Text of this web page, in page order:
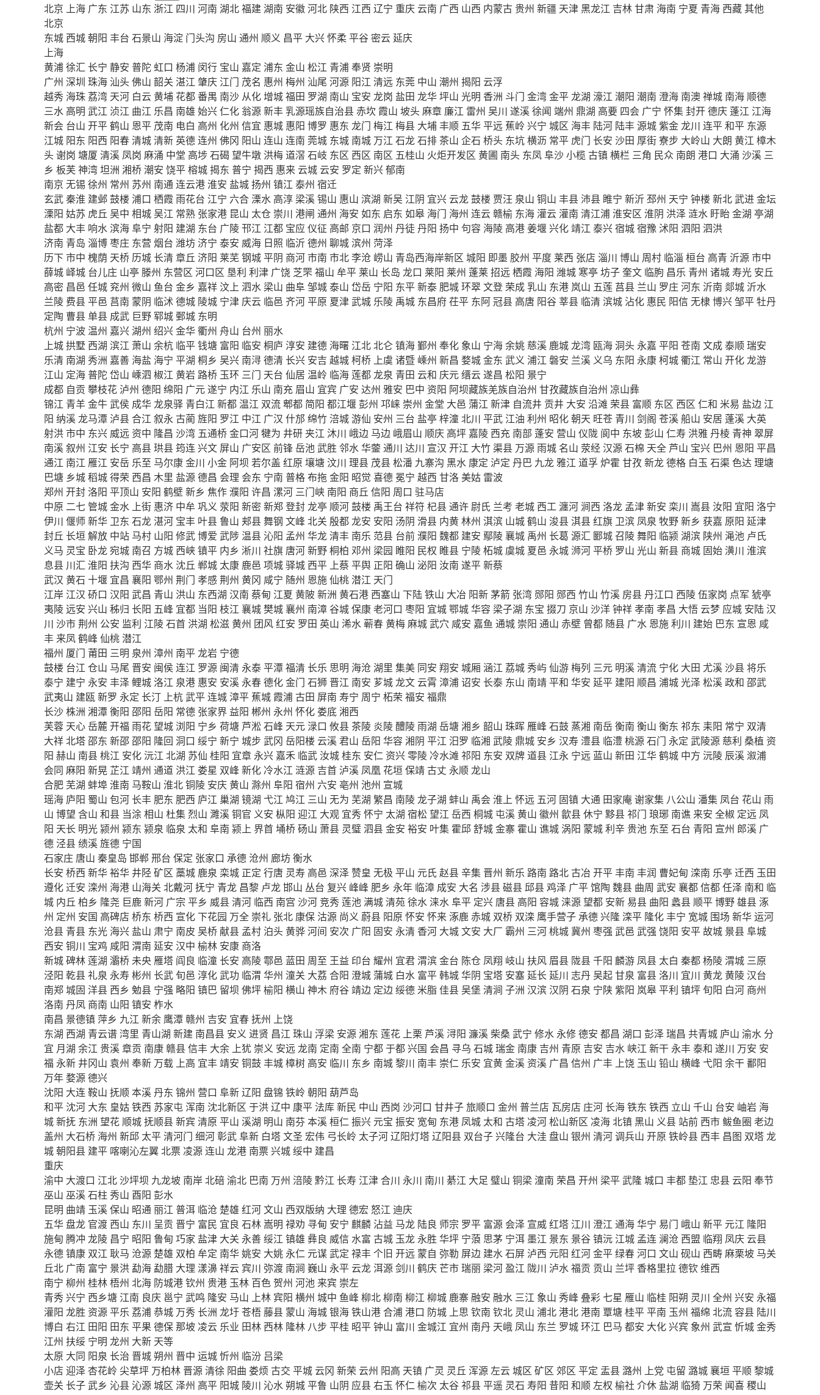
北京 上海 广东 江苏 山东 浙江 四川 河南 湖北福建湖南 安徽河北 陕西 江西 辽宁 重庆 云南 广西 山西 内蒙古 贵州 新疆 天津黑龙江 吉林甘肃 海南 宁夏 青海 西藏其他
北京
东城 西城朝阳 丰台 石景山 海淀 门头沟 房山 通州 顺义 昌平 大兴怀柔平谷 密云延庆
上海
黄浦徐汇 长宁 静安 普陀 虹口 杨浦 闵行 宝山 嘉定 浦东 金山 松江 青浦奉贤 崇明
广州 深圳 珠海 汕头佛山 韶关 湛江 肇庆 江门 茂名 惠州 梅州 汕尾 河源 阳江 清远 东莞 中山 潮州 揭阳 云浮
越秀 海珠 荔湾 天河 白云黄埔 花都番禺 南沙 从化增城福田 罗湖 南山 宝安 龙岗 盐田 龙华坪山 光明 香洲 斗门 金湾金平龙湖 濠江 潮阳 潮南 澄海 南澳禅城 南海 顺德
三水 高明 武江 浈江 曲江 乐昌 南雄 始兴仁化 翁源新丰乳源瑶族自治县赤坎 霞山 坡头麻章 廉江 雷州 吴川 遂溪徐闻 端州 鼎湖 高要 四会 广宁 怀集封开德庆 蓬江 江海
新会 台山 开平鹤山 恩平 茂南 电白 高州 化州 信宜 惠城 惠阳 博罗 惠东 龙门 梅江 梅县 大埔丰顺 五华平远 蕉岭 兴宁 城区 海丰 陆河 陆丰源城紫金龙川 连平和平 东源
江城 阳东 阳西 阳春清城清新 英德连州 佛冈 阳山 连山 连南 莞城 东城 南城 万江 石龙石排茶山 企石 桥头 东坑横沥 常平 虎门 长安 沙田 厚街寮步 大岭山 大朗 黄江 樟木
头谢岗 塘厦 清溪 凤岗 麻涌 中堂 高埗石碣 望牛墩 洪梅道滘 石岐 东区 西区 南区 五桂山 火炬开发区 黄圃 南头 东凤阜沙小榄 古镇横栏 三角 民众 南朗 港口 大涌 沙溪 三
乡 板芙 神湾坦洲 湘桥潮安 饶平榕城揭东 普宁 揭西 惠来 云城 云安 罗定 新兴郁南
南京 无锡 徐州 常州 苏州 南通连云港淮安 盐城扬州 镇江 泰州 宿迁
玄武秦淮 建邺鼓楼 浦口 栖霞 雨花台 江宁 六合 溧水 高淳 梁溪锡山 惠山 滨湖 新吴 江阴 宜兴 云龙鼓楼 贾汪 泉山 铜山 丰县 沛县 睢宁 新沂邳州 天宁 钟楼 新北武进金坛
溧阳 姑苏 虎丘 吴中 相城吴江 常熟 张家港 昆山 太仓 崇川 港闸 通州 海安 如东 启东 如皋 海门 海州 连云赣榆 东海灌云灌南 清江浦淮安区 淮阴 洪泽 涟水 盱眙金湖 亭湖
盐都 大丰 响水滨海阜宁 射阳 建湖 东台 广陵邗江 江都 宝应 仪征 高邮 京口 润州 丹徒丹阳 扬中 句容 海陵 高港姜堰兴化靖江 泰兴宿城宿豫 沭阳 泗阳 泗洪
济南 青岛 淄博枣庄 东营 烟台 潍坊济宁 泰安 威海 日照 临沂德州 聊城滨州 菏泽
历下市中 槐荫 天桥 历城 长清章丘 济阳 莱芜钢城平阴 商河市南 市北李沧 崂山 青岛西海岸新区 城阳 即墨 胶州 平度 莱西 张店 淄川 博山 周村 临淄 桓台 高青 沂源市中
薛城 峄城 台儿庄 山亭 滕州 东营区 河口区 垦利 利津 广饶 芝罘福山 牟平 莱山 长岛 龙口 莱阳 莱州 蓬莱招远 栖霞 海阳 潍城 寒亭 坊子奎文 临朐 昌乐 青州 诸城寿光 安丘
高密 昌邑 任城 兖州 微山 鱼台 金乡 嘉祥 汶上 泗水 梁山 曲阜邹城泰山 岱岳 宁阳 东平新泰 肥城环翠文登 荣成乳山 东港 岚山 五莲 莒县 兰山 罗庄河东 沂南 郯城 沂水
兰陵 费县平邑 莒南 蒙阴 临沭德城 陵城 宁津 庆云 临邑 齐河平原 夏津武城 乐陵 禹城 东昌府茌平 东阿冠县 高唐 阳谷莘县 临清滨城 沾化 惠民 阳信无棣博兴邹平牡丹
定陶 曹县单县 成武 巨野 郓城 鄄城 东明
杭州 宁波 温州 嘉兴湖州 绍兴金华衢州 舟山 台州 丽水
上城拱墅 西湖 滨江 萧山 余杭 临平钱塘 富阳 临安 桐庐 淳安 建德 海曙 江北北仑镇海鄞州 奉化 象山 宁海余姚 慈溪 鹿城龙湾 瓯海洞头 永嘉 平阳 苍南 文成泰顺瑞安
乐清 南湖 秀洲 嘉善 海盐 海宁 平湖 桐乡 吴兴 南浔德清 长兴 安吉 越城柯桥 上虞 诸暨 嵊州 新昌 婺城金东 武义 浦江 磐安 兰溪 义乌 东阳 永康柯城衢江 常山 开化龙游
江山 定海普陀 岱山 嵊泗 椒江 黄岩 路桥 玉环 三门 天台 仙居 温岭 临海莲都龙泉 青田 云和 庆元缙云遂昌 松阳 景宁
成都 自贡 攀枝花 泸州 德阳 绵阳 广元遂宁 内江 乐山 南充 眉山 宜宾 广安 达州 雅安 巴中 资阳 阿坝藏族羌族自治州 甘孜藏族自治州 凉山彝
锦江 青羊金牛武侯 成华龙泉驿 青白江 新都 温江 双流郫都 简阳 都江堰彭州 邛崃 崇州 金堂 大邑 蒲江 新津 自流井 贡井 大安 沿滩 荣县 富顺 东区 西区 仁和 米易 盐边 江
阳 纳溪龙马潭 泸县合江 叙永古蔺旌阳 罗江 中江 广汉 什邡 绵竹 涪城游仙 安州 三台 盐亭 梓潼北川 平武 江油 利州 昭化朝天 旺苍 青川 剑阁 苍溪船山 安居 蓬溪 大英
射洪市中 东兴 威远 资中 隆昌 沙湾 五通桥金口河犍为 井研 夹江 沐川 峨边 马边 峨眉山 顺庆 高坪 嘉陵 西充 南部 蓬安 营山 仪陇 阆中 东坡彭山 仁寿 洪雅丹棱 青神 翠屏
南溪叙州 江安 长宁 高县珙县筠连兴文 屏山 广安区 前锋岳池武胜 邻水华蓥 通川 达川 宣汉 开江 大竹 渠县 万源雨城 名山 荥经汉源石棉 天全 芦山 宝兴 巴州 恩阳 平昌
通江 南江 雁江 安岳 乐至 马尔康金川 小金 阿坝 若尔盖 红原 壤塘 汶川 理县 茂县松潘 九寨沟 黑水 康定 泸定 丹巴 九龙雅江 道孚炉霍 甘孜新龙德格 白玉 石渠色达 理塘
巴塘 乡城稻城得荣 西昌 木里 盐源德昌 会理 会东 宁南 普格布拖金阳 昭觉 喜德 冕宁 越西 甘洛 美姑 雷波
郑州 开封洛阳 平顶山 安阳 鹤壁新乡 焦作濮阳 许昌 漯河 三门峡 南阳 商丘 信阳 周口 驻马店
中原 二七 管城金水 上街 惠济 中牟巩义 荥阳 新密 新郑登封龙亭 顺河鼓楼 禹王台 祥符 杞县通许 尉氏 兰考 老城 西工瀍河涧西 洛龙 孟津新安 栾川 嵩县 汝阳 宜阳 洛宁
伊川 偃师新华 卫东 石龙湛河 宝丰 叶县鲁山 郏县舞钢 文峰 北关 殷都龙安 安阳 汤阴 滑县 内黄林州 淇滨 山城鹤山 浚县淇县红旗 卫滨 凤泉 牧野新乡 获嘉 原阳 延津
封丘 长垣解放 中站 马村 山阳 修武博爱 武陟 温县沁阳 孟州 华龙清丰 南乐 范县 台前濮阳 魏都 建安 鄢陵襄城 禹州 长葛 源汇 郾城召陵舞阳 临颍 湖滨 陕州 渑池 卢氏
义马 灵宝 卧龙宛城 南召 方城 西峡镇平 内乡 淅川 社旗 唐河新野桐柏 邓州 梁园 睢阳 民权 睢县 宁陵柘城 虞城 夏邑 永城浉河平桥 罗山 光山 新县 商城 固始潢川 淮滨
息县 川汇 淮阳 扶沟 西华 商水 沈丘 郸城 太康 鹿邑 项城驿城 西平 上蔡 平舆 正阳 确山 泌阳 汝南 遂平新蔡
武汉 黄石 十堰 宜昌 襄阳 鄂州 荆门 孝感荆州 黄冈 咸宁 随州 恩施仙桃潜江 天门
江岸 江汉 硚口 汉阳 武昌 青山 洪山 东西湖 汉南 蔡甸 江夏 黄陂 新洲 黄石港 西塞山 下陆铁山 大冶 阳新茅箭 张湾 郧阳 郧西 竹山 竹溪 房县丹江口 西陵伍家岗 点军 猇亭
夷陵远安 兴山 秭归 长阳 五峰 宜都 当阳 枝江 襄城樊城襄州 南漳谷城保康老河口 枣阳 宜城鄂城华容 梁子湖 东宝 掇刀 京山 沙洋钟祥孝南 孝昌 大悟 云梦 应城 安陆汉
川 沙市荆州 公安 监利 江陵石首 洪湖 松滋黄州 团风红安 罗田 英山 浠水蕲春黄梅麻城武穴 咸安 嘉鱼 通城 崇阳 通山 赤壁 曾都 随县 广水 恩施利川 建始 巴东 宣恩 咸
丰 来凤鹤峰 仙桃潜江
福州 厦门 莆田 三明 泉州 漳州 南平龙岩 宁德
鼓楼 台江 仓山 马尾 晋安 闽侯连江 罗源 闽清 永泰平潭福清 长乐 思明 海沧 湖里 集美 同安 翔安 城厢 涵江 荔城秀屿仙游梅列 三元 明溪清流 宁化 大田 尤溪沙县将乐
泰宁 建宁 永安 丰泽鲤城洛江 泉港 惠安 安溪 永春德化金门 石狮 晋江 南安 芗城龙文 云霄 漳浦诏安 长泰 东山 南靖平和 华安 延平 建阳 顺昌 浦城光泽松溪政和 邵武
武夷山 建瓯新罗 永定 长汀 上杭武平连城 漳平 蕉城 霞浦古田 屏南 寿宁 周宁 柘荣 福安 福鼎
长沙株洲 湘潭衡阳 邵阳 岳阳 常德 张家界 益阳 郴州 永州 怀化 娄底湘西
芙蓉 天心岳麓开福 雨花望城 浏阳 宁乡 荷塘 芦淞石峰 天元 渌口 攸县茶陵 炎陵醴陵雨湖 岳塘湘乡 韶山 珠晖 雁峰 石鼓 蒸湘 南岳衡南 衡山 衡东 祁东 耒阳 常宁 双清
大祥北塔邵东 新邵邵阳 隆回 洞口 绥宁 新宁 城步 武冈 岳阳楼 云溪君山 岳阳 华容湘阴 平江 汨罗 临湘 武陵鼎城 安乡 汉寿 澧县 临澧桃源石门 永定 武陵源 慈利 桑植 资
阳 赫山 南县桃江 安化沅江 北湖 苏仙 桂阳 宜章 永兴 嘉禾 临武 汝城桂东 安仁 资兴零陵 冷水滩 祁阳 东安 双牌道县 江永 宁远 蓝山 新田 江华鹤城 中方 沅陵 辰溪 溆浦
会同 麻阳 新晃 芷江 靖州 通道 洪江 娄星 双峰 新化 冷水江 涟源 吉首 泸溪 凤凰 花垣保靖古丈 永顺龙山
合肥 芜湖 蚌埠淮南 马鞍山 淮北铜陵 安庆黄山 滁州 阜阳 宿州 六安 亳州 池州 宣城
瑶海 庐阳 蜀山 包河 长丰 肥东 肥西 庐江 巢湖 镜湖 弋江 鸠江 三山 无为 芜湖 繁昌 南陵龙子湖 蚌山 禹会淮上 怀远 五河 固镇 大通 田家庵谢家集 八公山 潘集 凤台 花山 雨
山 博望 含山 和县 当涂相山 杜集 烈山 濉溪铜官 义安 枞阳 迎江 大观 宜秀怀宁 太湖 宿松 望江 岳西 桐城 屯溪黄山 徽州 歙县休宁 黟县祁门 琅琊 南谯 来安 全椒 定远 凤
阳 天长 明光颍州 颍东 颍泉 临泉 太和 阜南 颍上 界首埇桥砀山 萧县 灵璧泗县金安 裕安 叶集 霍邱舒城金寨 霍山 谯城 涡阳 蒙城利辛 贵池 东至 石台 青阳 宣州 郎溪 广
德 泾县绩溪旌德 宁国
石家庄 唐山 秦皇岛 邯郸 邢台 保定 张家口 承德 沧州 廊坊衡水
长安 桥西 新华裕华 井陉矿区 藁城 鹿泉 栾城 正定 行唐 灵寿 高邑 深泽 赞皇 无极 平山 元氏赵县辛集 晋州 新乐 路南 路北古冶 开平丰南 丰润 曹妃甸 滦南 乐亭 迁西 玉田
遵化迁安 滦州 海港 山海关 北戴河抚宁 青龙 昌黎 卢龙邯山 丛台 复兴 峰峰 肥乡 永年 临漳 成安 大名 涉县磁县邱县鸡泽 广平馆陶 魏县 曲周 武安 襄都信都任泽 南和 临
城 内丘 柏乡 隆尧 巨鹿新河 广宗 平乡 威县清河 临西 南宫 沙河竞秀莲池 满城清苑徐水 涞水阜平 定兴 唐县 高阳 容城 涞源望都 安新易县 曲阳 蠡县 顺平博野雄县涿
州 定州 安国 高碑店 桥东 桥西 宣化下花园 万全 崇礼 张北 康保 沽源 尚义 蔚县 阳原 怀安 怀来涿鹿赤城 双桥 双滦 鹰手营子承德兴隆 滦平 隆化丰宁 宽城 围场 新华运河
沧县 青县 东光 海兴 盐山 肃宁 南皮 吴桥献县 孟村 泊头黄骅河间 安次 广阳 固安 永清 香河 大城文安 大厂 霸州 三河桃城冀州 枣强 武邑 武强 饶阳 安平故城 景县阜城
西安 铜川 宝鸡 咸阳 渭南 延安 汉中 榆林 安康 商洛
新城碑林莲湖 灞桥未央 雁塔 阎良 临潼 长安 高陵鄠邑 蓝田 周至 王益 印台 耀州 宜君渭滨金台 陈仓 凤翔 岐山 扶风 眉县 陇县千阳 麟游 凤县 太白 秦都杨陵渭城 三原
泾阳 乾县礼泉 永寿彬州 长武旬邑 淳化武功 临渭 华州 潼关 大荔 合阳 澄城蒲城 白水 富平韩城华阴 宝塔 安塞延长 延川 志丹吴起甘泉 富县洛川 宜川 黄龙黄陵汉台
南郑城固 洋县 西乡 勉县 宁强 略阳 镇巴 留坝 佛坪榆阳 横山 神木 府谷靖边 定边绥德 米脂佳县吴堡 清涧 子洲 汉滨汉阴 石泉 宁陕紫阳 岚皋平利 镇坪旬阳 白河 商州
洛南 丹凤 商南 山阳 镇安 柞水
南昌 景德镇萍乡 九江 新余 鹰潭赣州 吉安 宜春抚州 上饶
东湖 西湖 青云谱湾里 青山湖 新建 南昌县 安义 进贤 昌江 珠山 浮梁 安源湘东 莲花 上栗 芦溪 浔阳 濂溪柴桑武宁 修水 永修德安 都昌 湖口 彭泽瑞昌 共青城 庐山 渝水 分
宜 月湖 余江 贵溪章贡 南康赣县信丰 大余 上犹 崇义 安远 龙南 定南 全南 宁都于都兴国 会昌 寻乌 石城瑞金 南康 吉州 青原 吉安 吉水 峡江 新干 永丰泰和 遂川 万安 安
福 永新 井冈山 袁州 奉新 万载 上高 宜丰靖安 铜鼓丰城樟树 高安 临川 东乡 南城黎川 南丰 崇仁 乐安 宜黄金溪 资溪 广昌 信州 广丰 上饶 玉山 铅山 横峰 弋阳 余干鄱阳
万年婺源德兴
沈阳 大连鞍山 抚顺本溪丹东 锦州 营口 阜新辽阳 盘锦 铁岭 朝阳 葫芦岛
和平 沈河 大东 皇姑铁西 苏家屯 浑南 沈北新区 于洪辽中 康平 法库新民 中山 西岗 沙河口 甘井子旅顺口 金州 普兰店 瓦房店 庄河 长海铁东 铁西 立山 千山 台安 岫岩 海
城新抚 东洲 望花 顺城抚顺县新宾 清原 平山 溪湖 明山 南芬 本溪桓仁振兴 元宝 振安 宽甸 东港 凤城 太和 古塔 凌河松山新区 凌海北镇黑山 义县 站前 西市 鲅鱼圈 老边
盖州 大石桥 海州 新邱 太平清河门 细河彰武阜新 白塔文圣宏伟 弓长岭 太子河辽阳灯塔辽阳县 双台子兴隆台 大洼 盘山 银州 清河调兵山 开原 铁岭县 西丰 昌图 双塔龙
城朝阳县 建平 喀喇沁左翼北票 凌源连山 龙港 南票兴城绥中 建昌
重庆
渝中 大渡口 江北沙坪坝 九龙坡 南岸北碚渝北 巴南 万州 涪陵黔江 长寿 江津合川 永川 南川 綦江 大足 璧山 铜梁潼南 荣昌 开州 梁平武隆城口 丰都 垫江 忠县 云阳 奉节
巫山 巫溪石柱 秀山 酉阳 彭水
昆明 曲靖 玉溪保山 昭通丽江 普洱 临沧 楚雄 红河文山 西双版纳 大理 德宏 怒江 迪庆
五华盘龙 官渡 西山 东川 呈贡 晋宁 富民 宜良 石林嵩明 禄劝 寻甸 安宁 麒麟 沾益 马龙 陆良 师宗 罗平 富源 会泽 宣威红塔 江川 澄江 通海华宁 易门 峨山 新平 元江 隆阳
施甸 腾冲 龙陵 昌宁 昭阳 鲁甸 巧家 盐津 大关 永善绥江 镇雄 彝良 威信水富 古城 玉龙 永胜 华坪 宁蒗 思茅 宁洱 墨江 景东 景谷镇沅 江城 孟连 澜沧 西盟 临翔 凤庆 云县
永德镇康 双江 耿马 沧源 楚雄 双柏 牟定 南华姚安 大姚 永仁 元谋武定 禄丰个旧 开远 蒙自 弥勒 屏边 建水石屏 泸西 元阳 红河金平绿春河口 文山 砚山 西畴麻栗坡 马关
丘北 广南 富宁 景洪 勐海 勐腊 大理 漾濞祥云 宾川 弥渡 南涧 巍山 永平 云龙 洱源剑川 鹤庆 芒市瑞丽 梁河盈江 陇川 泸水福贡 贡山 兰坪 香格里拉 德钦维西
南宁 柳州 桂林梧州 北海 防城港钦州 贵港 玉林 百色贺州 河池 来宾 崇左
青秀兴宁 西乡塘 江南 良庆 邕宁 武鸣 隆安 马山 上林 宾阳 横州 城中 鱼峰 柳北柳南 柳江 柳城 鹿寨融安 融水 三江 象山 秀峰 叠彩七星 雁山 临桂 阳朔 灵川 全州 兴安 永福
灌阳 龙胜 资源平乐 荔浦恭城 万秀 长洲 龙圩苍梧 藤县蒙山 海城银海铁山港合浦港口 防城 上思 钦南 钦北 灵山 浦北港北港南 覃塘桂平平南 玉州 福绵 北流 容县 陆川
博白 右江 田阳 田东 平果 德保那坡 凌云 乐业 田林 西林 隆林 八步 平桂 昭平钟山 富川 金城江 宜州 南丹 天峨 凤山 东兰 罗城环江 巴马 都安 大化兴宾 象州 武宣 忻城金秀
江州 扶绥 宁明 龙州 大新 天等
太原 大同 阳泉 长治 晋城朔州 晋中 运城忻州 临汾 吕梁
小店 迎泽杏花岭 尖草坪 万柏林 晋源清徐 阳曲 娄烦 古交 平城 云冈 新荣 云州 阳高 天镇 广灵 灵丘 浑源左云城区 矿区 郊区 平定 盂县潞州 上党 屯留 潞城襄垣平顺黎城
壶关 长子武乡 沁县沁源城区 泽州 高平 阳城 陵川 沁水朔城平鲁 山阴 应县右玉 怀仁榆次 太谷祁县平遥 灵石 寿阳 昔阳 和顺左权 榆社 介休 盐湖 临猗 万荣 闻喜稷山